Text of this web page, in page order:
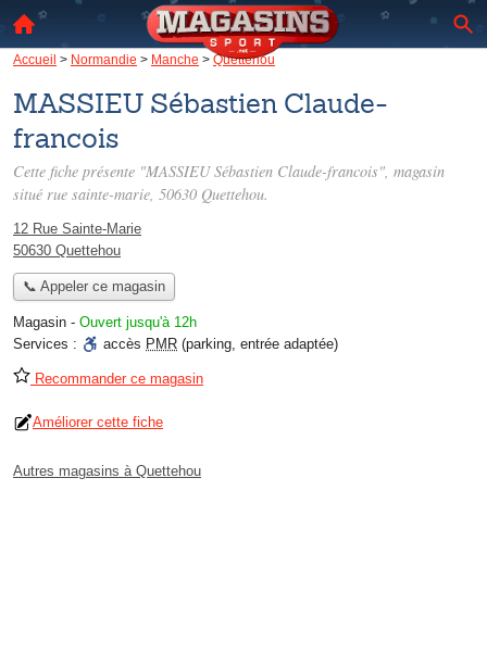
Accueil > Normandie > Manche > Quettehou
MASSIEU Sébastien Claude-
francois
Cette fiche présente "MASSIEU Sébastien Claude-francois", magasin
situé rue sainte-marie, 50630 Quettehou.
12 Rue Sainte-Marie
50630 Quettehou
📞 Appeler ce magasin
Magasin - Ouvert jusqu'à 12h
Services :
accès PMR (parking, entrée adaptée)
Recommander ce magasin
Améliorer cette fiche
Autres magasins à Quettehou